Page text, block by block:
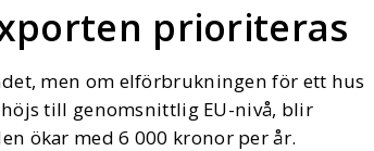
prioriteras
men om elförbrukningen för ett hus
till genomsnittlig EU-nivå, blir
ökar med 6 000 kronor per år.